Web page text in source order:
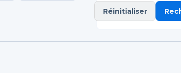
Réinitialiser